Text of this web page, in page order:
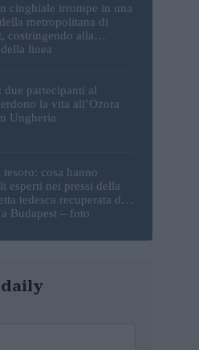
cinghiale irrompe in una
metropolitana di
costringendo alla
linea
due partecipanti al
la vita all’Ozora
Ungheria
tesoro: cosa hanno
esperti nei pressi della
tedesca recuperata dal
Budapest – foto